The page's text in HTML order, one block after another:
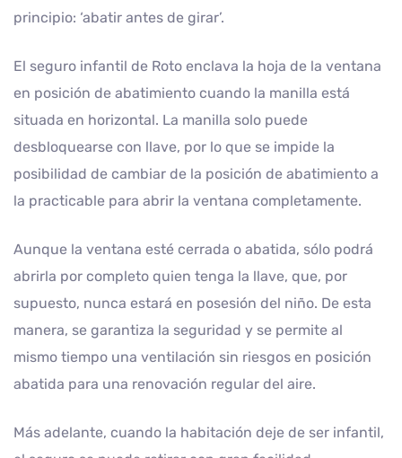
principio: ‘abatir antes de girar’.
El seguro infantil de Roto enclava la hoja de la ventana
en posición de abatimiento cuando la manilla está
situada en horizontal. La manilla solo puede
desbloquearse con llave, por lo que se impide la
posibilidad de cambiar de la posición de abatimiento a
la practicable para abrir la ventana completamente.
Aunque la ventana esté cerrada o abatida, sólo podrá
abrirla por completo quien tenga la llave, que, por
supuesto, nunca estará en posesión del niño. De esta
manera, se garantiza la seguridad y se permite al
mismo tiempo una ventilación sin riesgos en posición
abatida para una renovación regular del aire.
Más adelante, cuando la habitación deje de ser infantil,